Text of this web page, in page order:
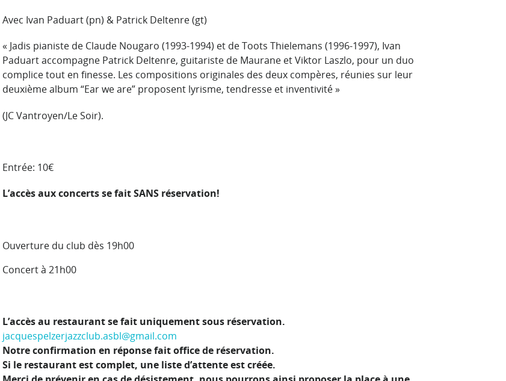
Avec Ivan Paduart (pn) & Patrick Deltenre (gt)
« Jadis pianiste de Claude Nougaro (1993-1994) et de Toots Thielemans (1996-1997), Ivan
Paduart accompagne Patrick Deltenre, guitariste de Maurane et Viktor Laszlo, pour un duo
complice tout en finesse. Les compositions originales des deux compères, réunies sur leur
deuxième album “Ear we are” proposent lyrisme, tendresse et inventivité »
(JC Vantroyen/Le Soir).
Entrée: 10€
L’accès aux concerts se fait SANS réservation!
Ouverture du club dès 19h00
Concert à 21h00
L’accès au restaurant se fait uniquement sous réservation.
jacquespelzerjazzclub.asbl@gmail.com
Notre confirmation en réponse fait office de réservation.
Si le restaurant est complet, une liste d’attente est créée.